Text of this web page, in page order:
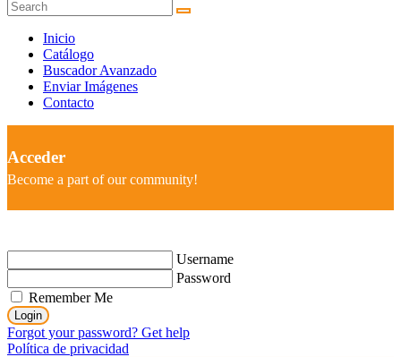
Inicio
Catálogo
Buscador Avanzado
Enviar Imágenes
Contacto
Acceder
Become a part of our community!
Username
Password
Remember Me
Login
Forgot your password? Get help
Política de privacidad